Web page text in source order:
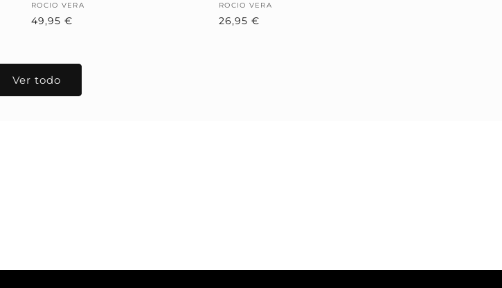
Proveedor:
ROCIO VERA
Precio
49,95 €
Proveedor:
ROCIO VERA
Precio
26,95 €
Ver todo